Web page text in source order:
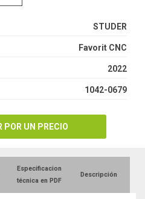
STUDER
Favorit CNC
2022
1042-0679
POR UN PRECIO
Especificacion
técnica en PDF
Descripción